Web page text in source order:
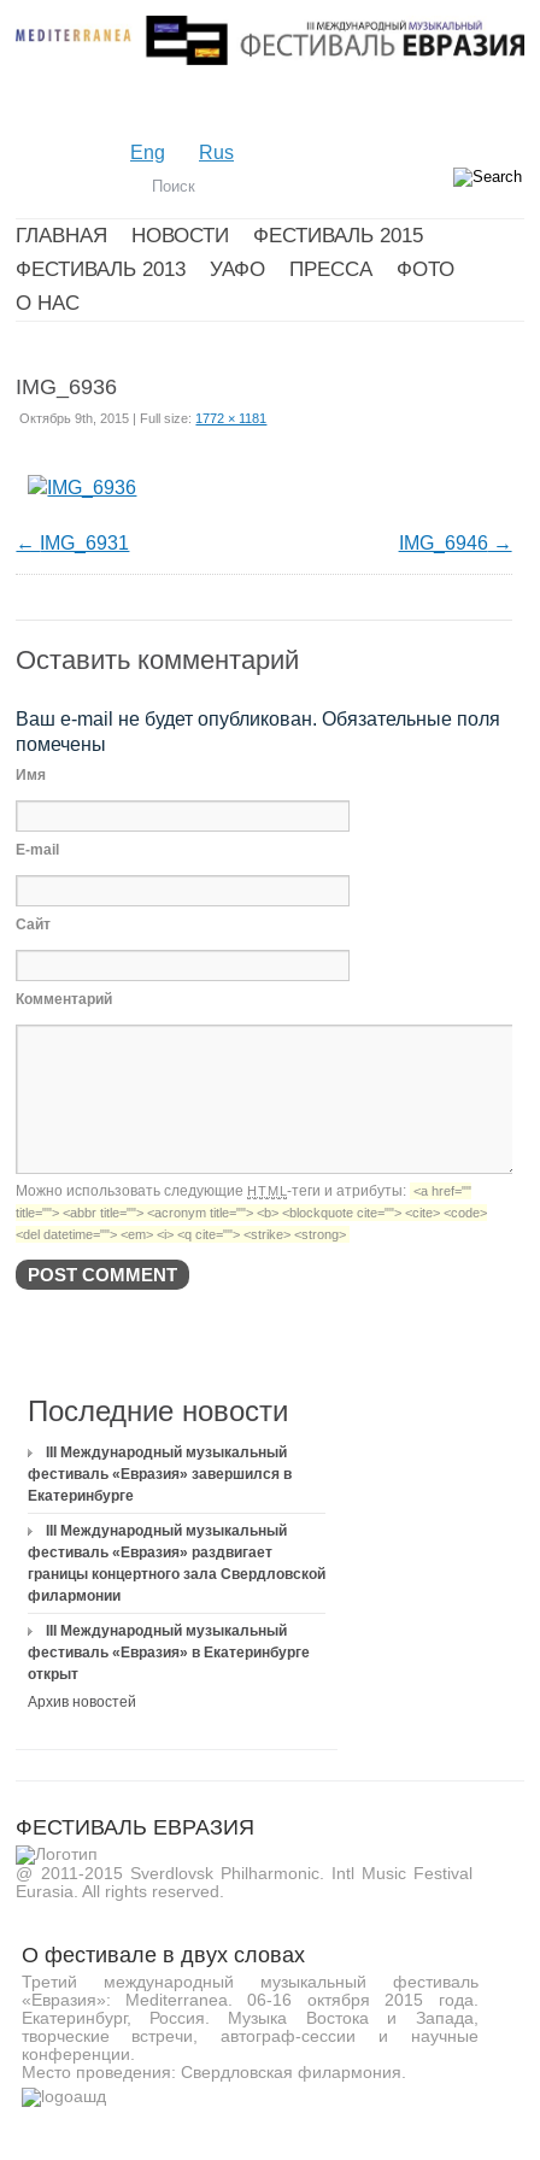
Eng Rus
ГЛАВНАЯ НОВОСТИ
ФЕСТИВАЛЬ 2015
ФЕСТИВАЛЬ 2013
УАФО ПРЕССА
ФОТО
О НАС
IMG_6936
Октябрь 9th, 2015 | Full size: 1772 × 1181
IMG_6931 IMG_6946
Оставить комментарий
Ваш e-mail не будет опубликован. Обязательные поля
помечены
Имя
E-mail
Сайт
Комментарий
Можно использовать следующие HTML-теги и атрибуты: <a href=""
title=""> <abbr title=""> <acronym title=""> <b> <blockquote cite=""> <cite> <code>
<del datetime=""> <em> <i> <q cite=""> <strike> <strong>
Последние новости
III Международный музыкальный
фестиваль «Евразия» завершился в
Екатеринбурге
III Международный музыкальный
фестиваль «Евразия» раздвигает
границы концертного зала Свердловской
филармонии
III Международный музыкальный
фестиваль «Евразия» в Екатеринбурге
открыт
Архив новостей
ФЕСТИВАЛЬ ЕВРАЗИЯ
@ 2011-2015 Sverdlovsk Philharmonic. Intl Music Festival
Eurasia. All rights reserved.
О фестивале в двух словах
Третий международный музыкальный фестиваль
«Евразия»: Mediterranea. 06-16 октября 2015 года.
Екатеринбург, Россия. Музыка Востока и Запада,
творческие встречи, автограф-сессии и научные
конференции.
Место проведения: Свердловская филармония.